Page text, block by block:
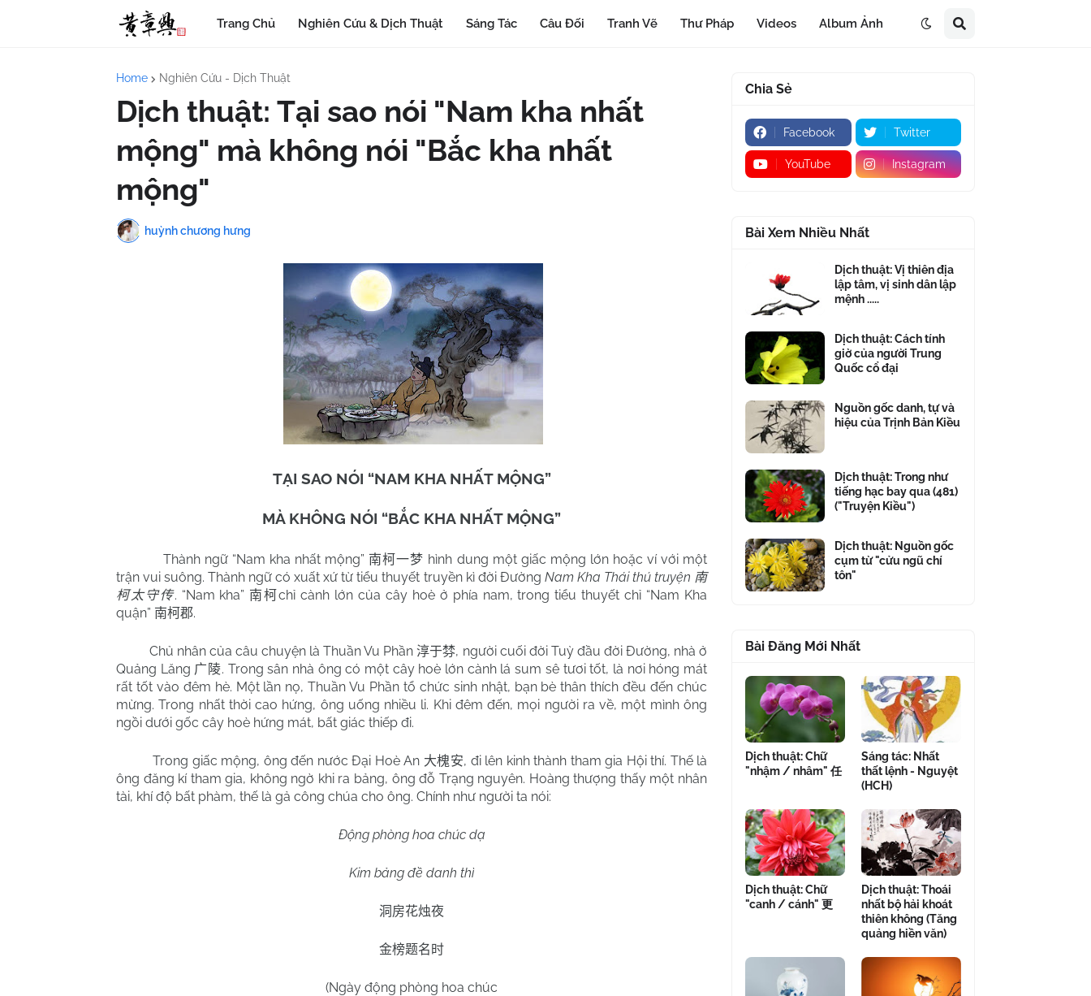
Trang Chủ Nghiên Cứu & Dịch Thuật Sáng Tác Câu Đối Tranh Vẽ Thư Pháp Videos Album Ảnh
Home Nghiên Cứu - Dịch Thuật
Dịch thuật: Tại sao nói "Nam kha nhất
mộng" mà không nói "Bắc kha nhất
mộng"
huỳnh chương hưng
TẠI SAO NÓI “NAM KHA NHẤT MỘNG”
MÀ KHÔNG NÓI “BẮC KHA NHẤT MỘNG”
Thành ngữ “Nam kha nhất mộng” 南柯一梦 hình dung một giấc mộng lớn hoặc ví với một
trận vui suông. Thành ngữ có xuất xứ từ tiểu thuyết truyền kì đời Đường Nam Kha Thái thú truyện 南
柯太守传. “Nam kha” 南柯chỉ cành lớn của cây hoè ở phía nam, trong tiểu thuyết chỉ “Nam Kha
quận” 南柯郡.
Chủ nhân của câu chuyện là Thuần Vu Phần淳于棼, người cuối đời Tuỳ đầu đời Đường, nhà ở
Quảng Lăng 广陵. Trong sân nhà ông có một cây hoè lớn cành lá sum sê tươi tốt, là nơi hóng mát
rất tốt vào đêm hè. Một lần nọ, Thuần Vu Phần tổ chức sinh nhật, bạn bè thân thích đều đến chúc
mừng. Trong nhất thời cao hứng, ông uống nhiều li. Khi đêm đến, mọi người ra về, một mình ông
ngồi dưới gốc cây hoè hứng mát, bất giác thiếp đi.
Trong giấc mộng, ông đến nước Đại Hoè An 大槐安, đi lên kinh thành tham gia Hội thí. Thế là
ông đăng kí tham gia, không ngờ khi ra bảng, ông đỗ Trạng nguyên. Hoàng thượng thấy một nhân
tài, khí độ bất phàm, thế là gả công chúa cho ông. Chính như người ta nói:
Động phòng hoa chúc dạ
Kim bảng đề danh thì
洞房花烛夜
金榜题名时
(Ngày động phòng hoa chúc
Chia Sẻ
Facebook Twitter
YouTube Instagram
Bài Xem Nhiều Nhất
Dịch thuật: Vị thiên địa
lập tâm, vị sinh dân lập
mệnh .....
Dịch thuật: Cách tính
giờ của người Trung
Quốc cổ đại
Nguồn gốc danh, tự và
hiệu của Trịnh Bản Kiều
Dịch thuật: Trong như
tiếng hạc bay qua (481)
("Truyện Kiều")
Dịch thuật: Nguồn gốc
cụm từ "cửu ngũ chí
tôn"
Bài Đăng Mới Nhất
Dịch thuật: Chữ
"nhậm / nhâm" 任
Sáng tác: Nhất
thất lệnh - Nguyệt
(HCH)
Dịch thuật: Chữ
"canh / cánh" 更
Dịch thuật: Thoái
nhất bộ hải khoát
thiên không (Tăng
quảng hiền văn)